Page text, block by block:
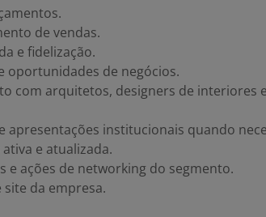
de vendas.
e fidelização.
oportunidades de negócios.
com arquitetos, designers de interiores e
apresentações institucionais quando
e atualizada.
e ações de networking do segmento.
da empresa.